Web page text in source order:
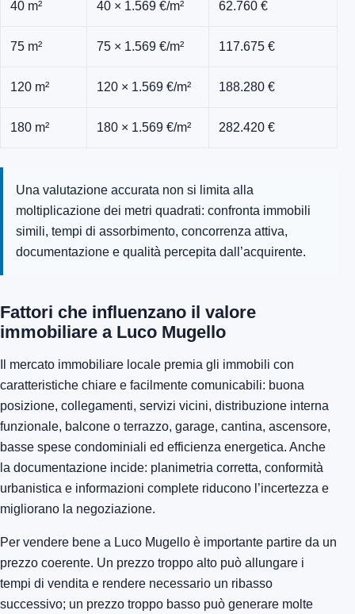
40 m² 40 × 1.569 €/m² 62.760 €
75 m² 75 × 1.569 €/m² 117.675 €
120 m² 120 × 1.569 €/m² 188.280 €
180 m² 180 × 1.569 €/m² 282.420 €
Una valutazione accurata non si limita alla
moltiplicazione dei metri quadrati: confronta immobili
simili, tempi di assorbimento, concorrenza attiva,
documentazione e qualità percepita dall’acquirente.
Fattori che influenzano il valore
immobiliare a Luco Mugello
Il mercato immobiliare locale premia gli immobili con
caratteristiche chiare e facilmente comunicabili: buona
posizione, collegamenti, servizi vicini, distribuzione interna
funzionale, balcone o terrazzo, garage, cantina, ascensore,
basse spese condominiali ed efficienza energetica. Anche
la documentazione incide: planimetria corretta, conformità
urbanistica e informazioni complete riducono l’incertezza e
migliorano la negoziazione.
Per vendere bene a Luco Mugello è importante partire da un
prezzo coerente. Un prezzo troppo alto può allungare i
tempi di vendita e rendere necessario un ribasso
successivo; un prezzo troppo basso può generare molte